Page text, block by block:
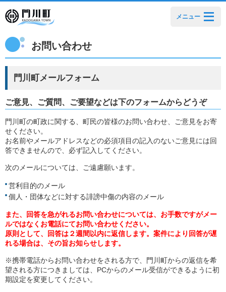
メニュー
お問い合わせ
門川町メールフォーム
ご意見、ご質問、ご要望などは下のフォームからどうぞ
門川町の町政に関する、町民の皆様のお問い合わせ、ご意見をお寄
せください。
お名前やメールアドレスなどの必須項目の記入のないご意見には回
答できませんので、必ず記入してください。
次のメールについては、ご遠慮願います。
営利目的のメール
個人・団体などに対する誹謗中傷の内容のメール
また、回答を急がれるお問い合わせについては、お手数ですがメー
ルではなくお電話にてお問い合わせください。
原則として、回答は２週間以内に返信します。案件により回答が遅
れる場合は、その旨お知らせします。
※携帯電話からお問い合わせをされる方で、門川町からの返信を希
望される方につきましては、PCからのメール受信ができるように初
期設定を変更してください。